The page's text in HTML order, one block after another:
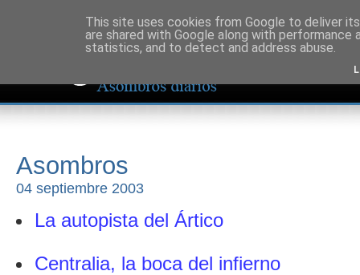
Asombros
04 septiembre 2003
La autopista del Ártico
Centralia, la boca del infierno
This site uses cookies from Google to deliver
are shared with Google along with
statistics, and to detect and address abuse.